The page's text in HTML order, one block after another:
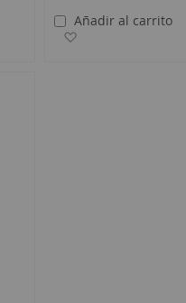
Añadir al carrito